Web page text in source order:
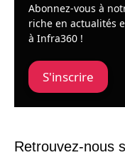
Abonnez-vous à
riche en actualités
à Infra360 !
S'inscrire
Retrouvez-nous